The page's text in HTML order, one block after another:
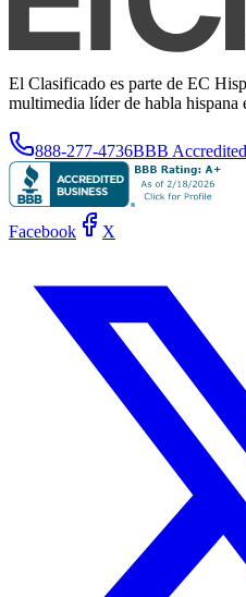
El Clasificado es parte de EC
multimedia líder de habla hispana
888-277-4736BBB
Facebook X